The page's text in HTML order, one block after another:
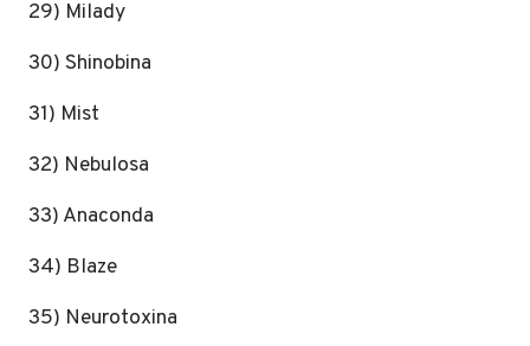
29) Milady
30) Shinobina
31) Mist
32) Nebulosa
33) Anaconda
34) Blaze
35) Neurotoxina